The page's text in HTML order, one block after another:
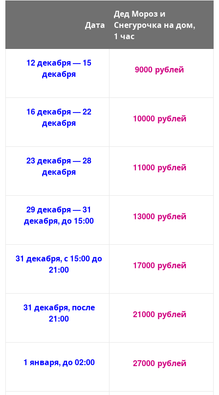
Дата
Дед Мороз и
Снегурочка на дом,
1 час
12 декабря — 15
декабря
9000 рублей
16 декабря — 22
декабря
10000 рублей
23 декабря — 28
декабря
11000 рублей
29 декабря — 31
декабря, до 15:00
13000 рублей
31 декабря, с 15:00 до
21:00
17000 рублей
31 декабря, после
21:00
21000 рублей
1 января, до 02:00 27000 рублей